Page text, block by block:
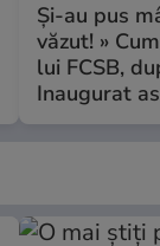
Și-au pus
văzut! »
lui FCSB,
Inaugurat